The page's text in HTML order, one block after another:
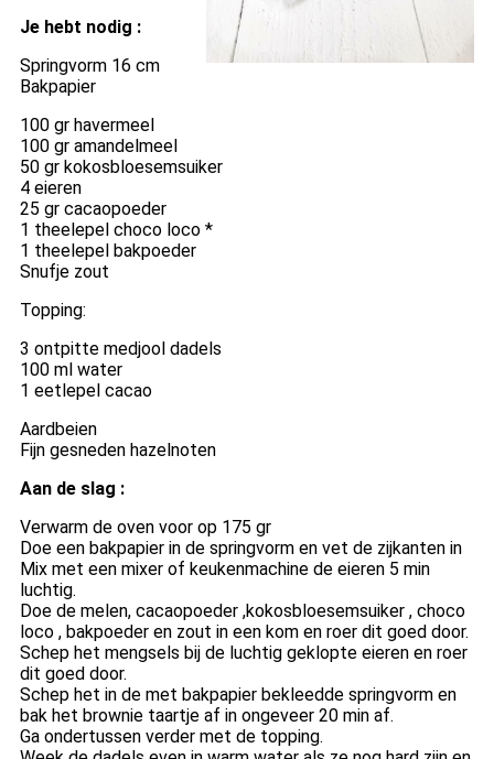
Je hebt nodig :
Springvorm 16 cm
Bakpapier
100 gr havermeel
100 gr amandelmeel
50 gr kokosbloesemsuiker
4 eieren
25 gr cacaopoeder
1 theelepel choco loco *
1 theelepel bakpoeder
Snufje zout
Topping:
3 ontpitte medjool dadels
100 ml water
1 eetlepel cacao
Aardbeien
Fijn gesneden hazelnoten
Aan de slag :
Verwarm de oven voor op 175 gr
Doe een bakpapier in de springvorm en vet de zijkanten in
Mix met een mixer of keukenmachine de eieren 5 min
luchtig.
Doe de melen, cacaopoeder ,kokosbloesemsuiker , choco
loco , bakpoeder en zout in een kom en roer dit goed door.
Schep het mengsels bij de luchtig geklopte eieren en roer
dit goed door.
Schep het in de met bakpapier bekleedde springvorm en
bak het brownie taartje af in ongeveer 20 min af.
Ga ondertussen verder met de topping.